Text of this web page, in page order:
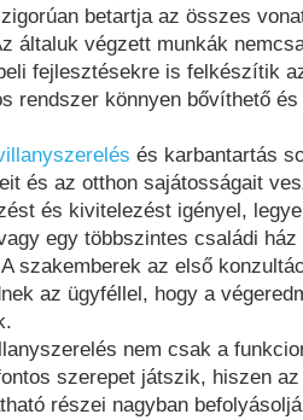
betartja az összes
általuk végzett munkák
fejlesztésekre is felkészítik
rendszer könnyen bővíthető
és karbantartás
és az otthon sajátosságait
és kivitelezést igényel,
egy többszintes családi
szakemberek az első
az ügyféllel, hogy a
nem csak a
szerepet játszik, hiszen
részei nagyban